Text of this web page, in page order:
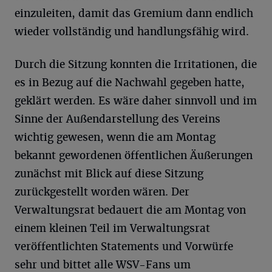
einzuleiten, damit das Gremium dann endlich
wieder vollständig und handlungsfähig wird.
Durch die Sitzung konnten die Irritationen, die
es in Bezug auf die Nachwahl gegeben hatte,
geklärt werden. Es wäre daher sinnvoll und im
Sinne der Außendarstellung des Vereins
wichtig gewesen, wenn die am Montag
bekannt gewordenen öffentlichen Äußerungen
zunächst mit Blick auf diese Sitzung
zurückgestellt worden wären. Der
Verwaltungsrat bedauert die am Montag von
einem kleinen Teil im Verwaltungsrat
veröffentlichten Statements und Vorwürfe
sehr und bittet alle WSV-Fans um